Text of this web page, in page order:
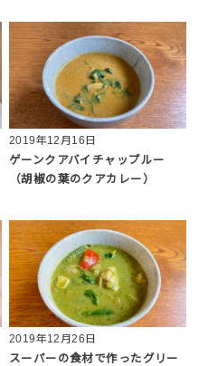
2019年12月16日
ゲーンクアバイチャップルー
（胡椒の葉のクアカレー）
2019年12月26日
スーパーの食材で作ったグリー